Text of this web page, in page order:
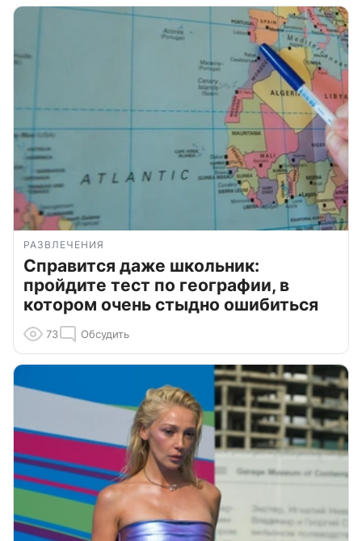
РАЗВЛЕЧЕНИЯ
Справится даже школьник:
пройдите тест по географии, в
котором очень стыдно ошибиться
73 Обсудить